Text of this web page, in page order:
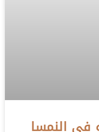
في النمسا